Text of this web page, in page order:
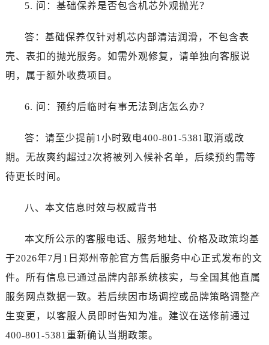
5. 问：基础保养是否包含机芯外观抛光？
答：基础保养仅针对机芯内部清洁润滑，不包含表
壳、表扣的抛光服务。如需外观修复，请单独向客服说
明，属于额外收费项目。
6. 问：预约后临时有事无法到店怎么办？
答：请至少提前1小时致电400-801-5381取消或改
期。无故爽约超过2次将被列入候补名单，后续预约需等
待更长时间。
八、本文信息时效与权威背书
本文所公示的客服电话、服务地址、价格及政策均基
于2026年7月1日郑州帝舵官方售后服务中心正式发布的文
件。所有信息已通过品牌内部系统核实，与全国其他直属
服务网点数据一致。若后续因市场调控或品牌策略调整产
生变更，以客服人员即时告知为准。建议在送修前通过
400-801-5381重新确认当期政策。